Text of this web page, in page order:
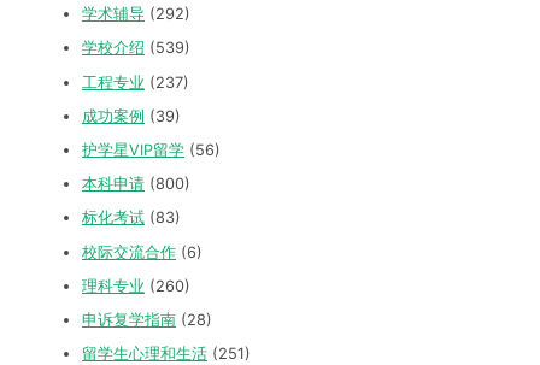
学术辅导 (292)
学校介绍 (539)
工程专业 (237)
成功案例 (39)
护学星VIP留学 (56)
本科申请 (800)
标化考试 (83)
校际交流合作 (6)
理科专业 (260)
申诉复学指南 (28)
留学生心理和生活 (251)